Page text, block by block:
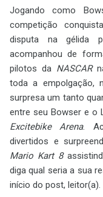
Jogando como
competição
disputa na gélida
acompanhou de
pilotos da NASCAR
toda a empolgação,
surpresa um tanto
entre seu Bowser e o
Excitebike Arena.
divertidos e
Mario Kart 8
diga qual seria a sua
início do post, leitor(a).